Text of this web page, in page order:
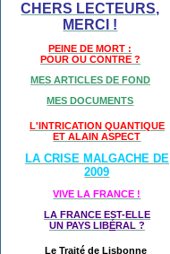
CHERS LECTEURS,
MERCI !
PEINE DE MORT :
POUR OU CONTRE ?
MES ARTICLES DE FOND
MES DOCUMENTS
L'INTRICATION QUANTIQUE
ET ALAIN ASPECT
LA CRISE MALGACHE DE
2009
VIVE LA FRANCE !
LA FRANCE EST-ELLE
UN PAYS LIBÉRAL ?
Le Traité de Lisbonne